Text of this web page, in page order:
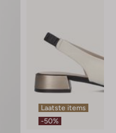
Laatste items
-50%